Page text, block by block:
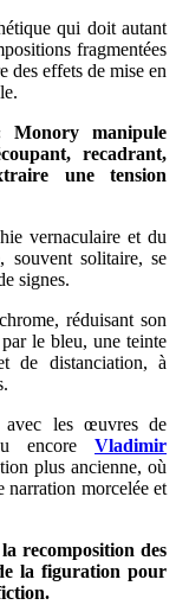
qui doit autant
fragmentées
des effets de mise en
Monory manipule
recadrant,
une tension
vernaculaire et du
souvent solitaire, se
signes.
réduisant son
le bleu, une teinte
de distanciation, à
avec les œuvres de
encoreVladimir
plus ancienne, où
narration morcelée et
recomposition des
la figuration pour